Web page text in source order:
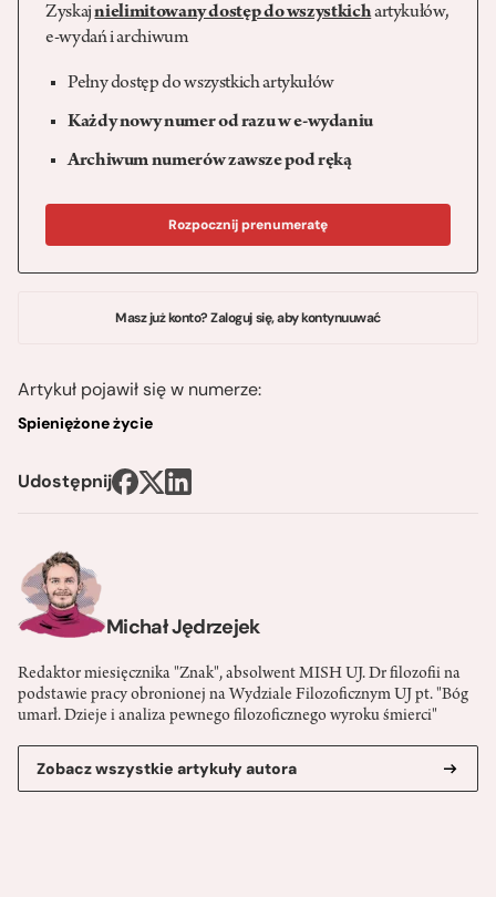
Michał Jędrzejek
Redaktor miesięcznika "Znak", absolwent MISH UJ. Dr filozofii na
podstawie pracy obronionej na Wydziale Filozoficznym UJ pt. "Bóg
umarł. Dzieje i analiza pewnego filozoficznego wyroku śmierci"
Zobacz wszystkie artykuły autora
Zyskajnielimitowany dostęp do wszystkichartykułów,
e-wydań i archiwum
Pełny dostęp do wszystkich artykułów
Każdy nowy numer od razu w e-wydaniu
Archiwum numerów zawsze pod ręką
Rozpocznij prenumeratę
Masz już konto? Zaloguj się, aby kontynuuwać
Artykuł pojawił się w numerze:
Spieniężone życie
Udostępnij